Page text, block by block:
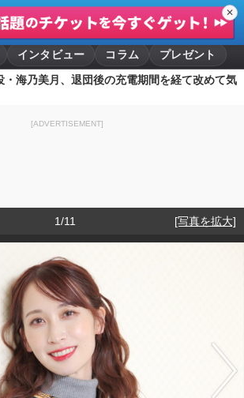
✕
インタビュー コラム
プレゼント
・海乃美月、退団後の充電期間を経て改めて気
[ADVERTISEMENT]
1/11 [写真を拡大]